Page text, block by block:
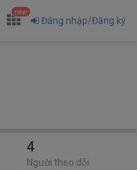
new
Đăng nhập/Đăng ký
4
Người theo dõi